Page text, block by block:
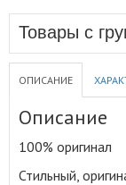
Товары с
ОПИСАНИЕ
Описание
100% оригинал
Стильный,